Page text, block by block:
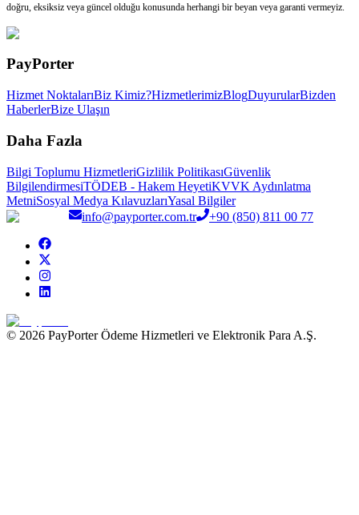
doğru, eksiksiz veya güncel olduğu konusunda herhangi bir beyan veya garanti vermeyiz.
PayPorter
Hizmet NoktalarıBiz Kimiz?HizmetlerimizBlogDuyurularBizden
HaberlerBize Ulaşın
Daha Fazla
Bilgi Toplumu HizmetleriGizlilik PolitikasıGüvenlik
BilgilendirmesiTÖDEB - Hakem HeyetiKVVK Aydınlatma
MetniSosyal Medya KılavuzlarıYasal Bilgiler
info@payporter.com.tr
+90 (850) 811 00 77
© 2026 PayPorter Ödeme Hizmetleri ve Elektronik Para A.Ş.